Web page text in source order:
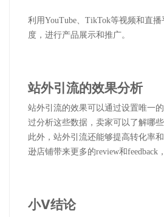
利用YouTube、 TikTok等视频和直
度，进行产品展示和推广。
站外引流的效果分析
站外引流的效果可以通过设置唯一
过分析这些数据，卖家可以了解哪
此外，站外引流还能够提高转化率
逊店铺带来更多的review和feedback
小V结论